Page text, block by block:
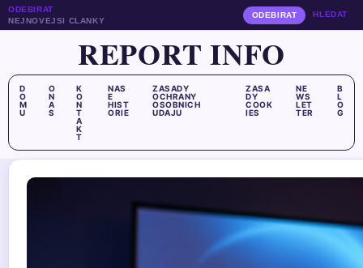
ODEBIRAT
NEJNOVEJSI CLANKY
ODEBIRAT HLEDAT
REPORT INFO
D
O
M
U
O
N
A
S
K
O
N
T
A
K
T
NAS
E
HIST
ORIE
ZASADY
OCHRANY
OSOBNICH
UDAJU
ZASA
DY
COOK
IES
NE
WS
LET
TER
B
L
O
G